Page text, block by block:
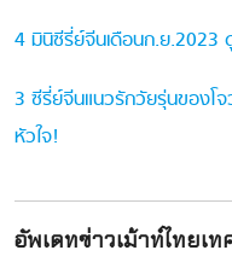
4 มินิซีรี่ย์จีนเดือนก.ย
3 ซีรี่ย์จีนแนวรักวัยรุ่นของโ
หัวใจ!
อัพเดทข่าวเม้าท์ไทยเ